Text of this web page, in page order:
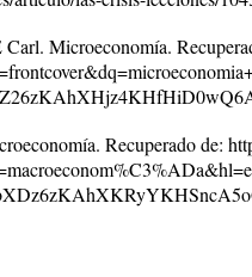
Microeconomía.
Recuperado de: